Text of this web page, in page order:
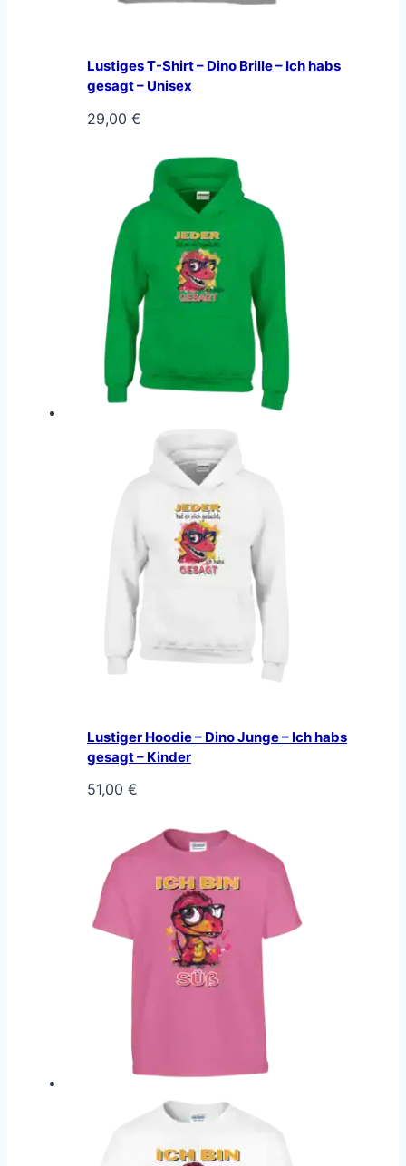
Lustiges T-Shirt – Dino Brille – Ich habs
gesagt – Unisex
29,00 €
Lustiger Hoodie – Dino Junge – Ich habs
gesagt – Kinder
51,00 €